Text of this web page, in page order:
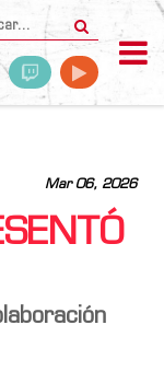
Mar 06, 2026